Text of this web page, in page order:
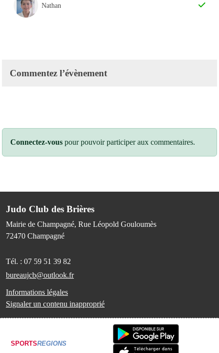
Nathan
Commentez l’évènement
Connectez-vous pour pouvoir participer aux commentaires.
Judo Club des Brières
Mairie de Champagné, Rue Léopold Gouloumès
72470 Champagné
Tél. : 07 59 51 39 82
bureaujcb@outlook.fr
Informations légales
Signaler un contenu inapproprié
SPORTSREGIONS